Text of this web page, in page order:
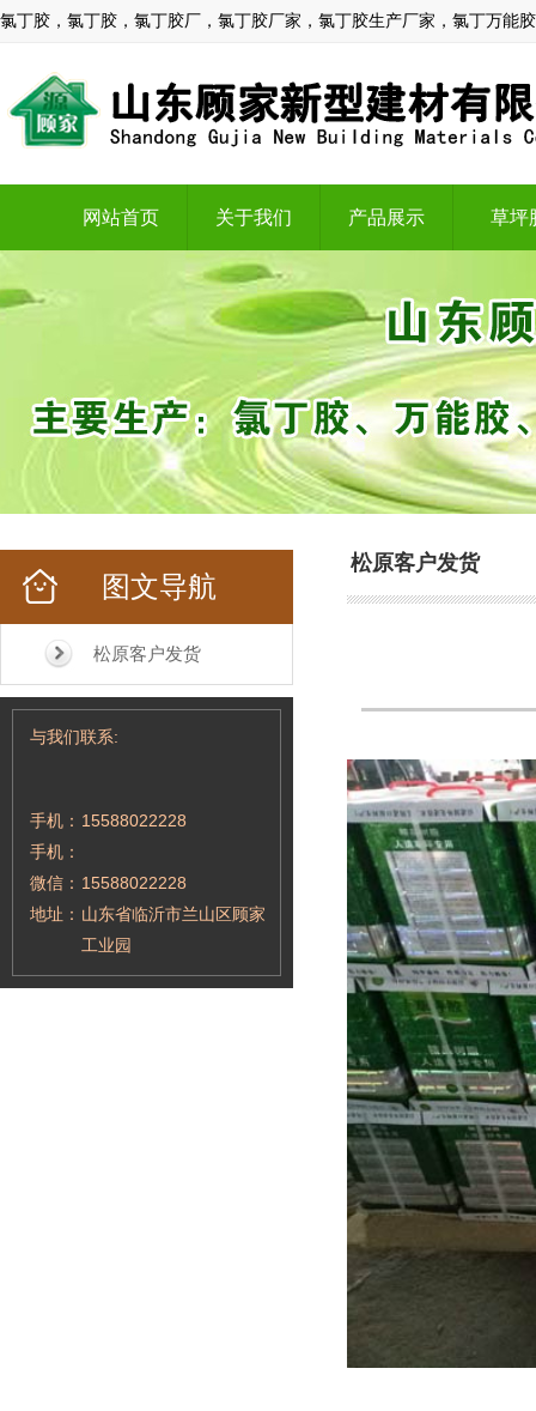
氯丁胶，氯丁胶，氯丁胶厂，氯丁胶厂家，氯丁胶生产厂家，氯丁万能
网站首页 关于我们 产品展示 草坪
图文导航
松原客户发货
与我们联系:
手机： 15588022228
手机：
微信： 15588022228
地址： 山东省临沂市兰山区顾家
工业园
松原客户发货